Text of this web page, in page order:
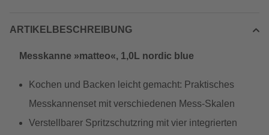
ARTIKELBESCHREIBUNG
Messkanne »matteo«, 1,0L nordic blue
Kochen und Backen leicht gemacht: Praktisches
Messkannenset mit verschiedenen Mess-Skalen
Verstellbarer Spritzschutzring mit vier integrierten